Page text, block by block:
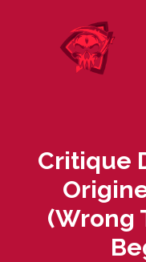
Critique
(Wrong